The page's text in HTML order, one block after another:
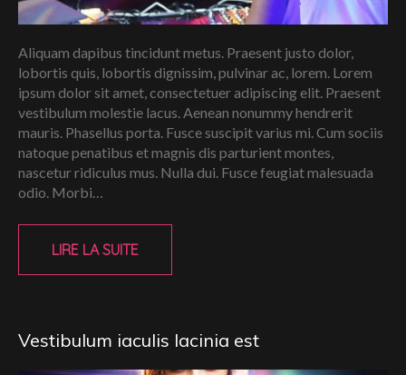
Aliquam dapibus tincidunt metus. Praesent justo dolor,
lobortis quis, lobortis dignissim, pulvinar ac, lorem. Lorem
ipsum dolor sit amet, consectetuer adipiscing elit. Praesent
vestibulum molestie lacus. Aenean nonummy hendrerit
mauris. Phasellus porta. Fusce suscipit varius mi. Cum sociis
natoque penatibus et magnis dis parturient montes,
nascetur ridiculus mus. Nulla dui. Fusce feugiat malesuada
odio. Morbi…
LIRE LA SUITE
Vestibulum iaculis lacinia est